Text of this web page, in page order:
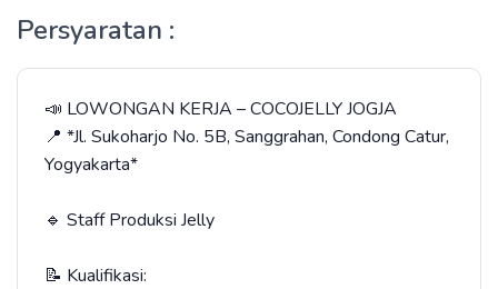
Persyaratan :
📣 LOWONGAN KERJA – COCOJELLY JOGJA
📍 *Jl. Sukoharjo No. 5B, Sanggrahan, Condong Catur,
Yogyakarta*
🔹 Staff Produksi Jelly
📝 Kualifikasi: